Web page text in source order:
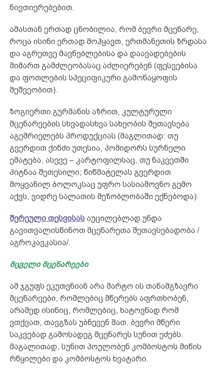
ნივთიერებებით.
ამასთან ერთად ცნობილია, რომ ბევრი მცენარე,
როცა ისინი ერთად მოჰყავთ, ერთმანეთის ზრდასა
და აგრეთვე მავნებლებისა და დაავადებების
მიმართ გამძლეობასაც აძლიერებენ (ფესვებისა
და ფოთლების სპეციფიკური გამონაყოფის
მეშვეობით).
ზოგიერთი გურმანის აზრით, კულტურული
მცენარეების სხვადასხვა სახეობის შეთავსება
აგემრიელებს პროდუქციას (მაგლითად: თუ
გვერდით ქინძი უთესია, პომიდორს სურნელი
ემატება, ასევე – კარტოფილსაც, თუ ნაკვეთში
პიტნაა შეთესილი; წიწმატელას გვერდით
მოყვანილ ბოლოკსაც უფრო სასიამოვნო გემო
აქვს, ვიდრე სალათის მეზობლობაში ექნებოდა).
შერეული თესვისას აუცილებლად უნდა
გავითვალისწინოთ მცენარეთა შეთავსებადობა /
აგროკავკასია/.
მცველი მცენარეები
ამ ჯგუფს ეკუთვნიან არა მარტო ის თანამგზავრი
მცენარეები, რომლებიც მწერებს აფრთხობენ,
არამედ ისინიც, რომლებიც, ხატოვნად რომ
ვთქვათ, თავგზას უბნევენ მათ. ბევრი მწერი
საკვებად გამოსადეგ მცენარეს სუნით ეძებს.
მაგალითად, სუნით პოულობენ კომბოსტოს მიწის
რწყილები და კომბოსტოს ხვატარი.